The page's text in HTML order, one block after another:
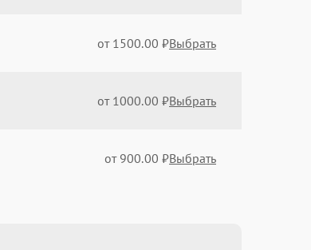
от 1500.00 ₽Выбрать
от 1000.00 ₽Выбрать
от 900.00 ₽Выбрать